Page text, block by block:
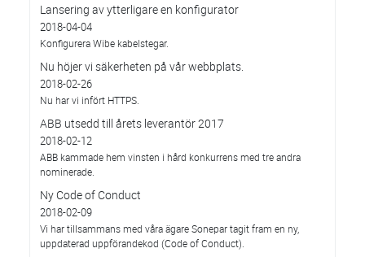
Lansering av ytterligare en konfigurator
2018-04-04
Konfigurera Wibe kabelstegar.
Nu höjer vi säkerheten på vår webbplats.
2018-02-26
Nu har vi infört HTTPS.
ABB utsedd till årets leverantör 2017
2018-02-12
ABB kammade hem vinsten i hård konkurrens med tre andra
nominerade.
Ny Code of Conduct
2018-02-09
Vi har tillsammans med våra ägare Sonepar tagit fram en ny,
uppdaterad uppförandekod (Code of Conduct).